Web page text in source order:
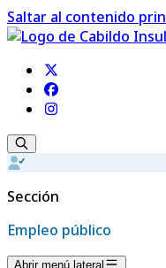
Saltar al contenido
Sección
Empleo público
Abrir menú lateral